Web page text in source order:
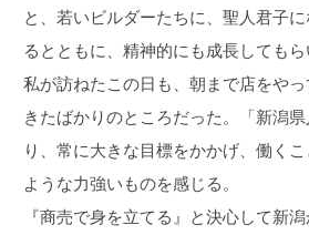
と、若いビルダーたちに、聖人君子
るとともに、精神的にも成長しても
私が訪ねたこの日も、朝まで店をや
きたばかりのところだった。「新潟
り、常に大きな目標をかかげ、働く
ような力強いものを感じる。
『商売で身を立てる』と決心して新